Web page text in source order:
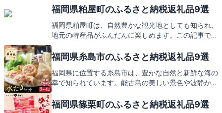
福岡県粕屋町のふるさと納税返礼品9選
福岡県粕屋町は、自然豊かな観光地としても知られ、
地元の特産品がふんだんに楽しめます。この記事で
品についてお伝えしますので、どうぞご期待くださ
福岡県糸島市のふるさと納税返礼品9選
福岡県に位置する糸島市は、豊かな自然と新鮮な海の
幸で知られています。能古島の美しい景色や波静かな
せんか。そして、その魅力をお家でも感じられるよ
福岡県篠栗町のふるさと納税返礼品9選